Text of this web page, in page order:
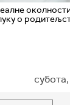
о